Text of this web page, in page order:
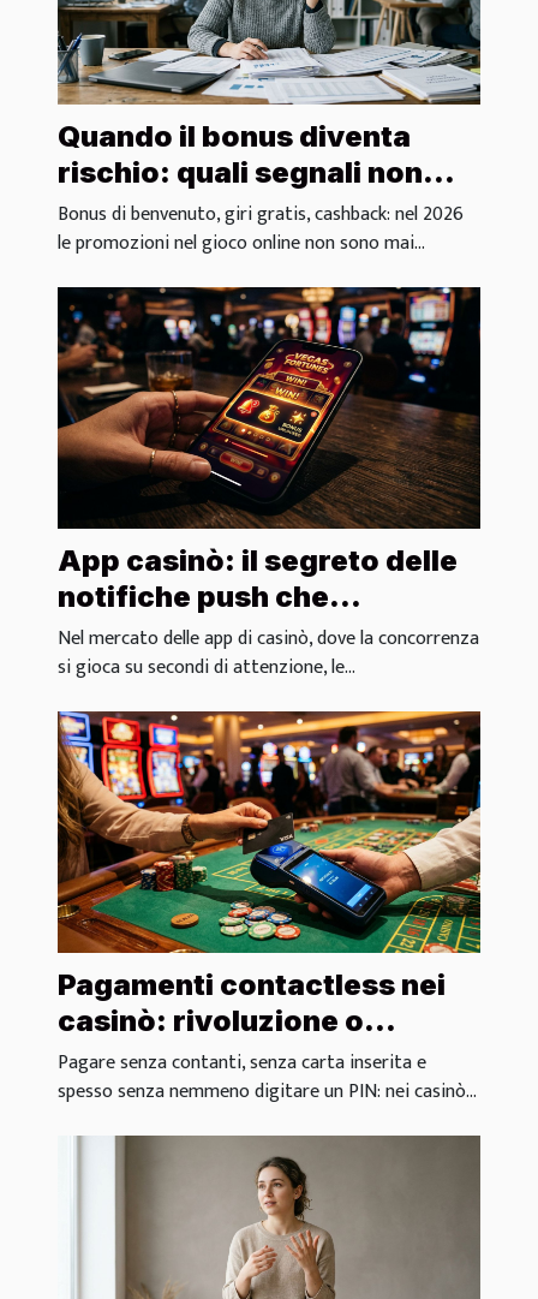
Quando il bonus diventa
rischio: quali segnali non
ignorare
Bonus di benvenuto, giri gratis, cashback: nel 2026
le promozioni nel gioco online non sono mai...
App casinò: il segreto delle
notifiche push che
aumentano l’engagement
Nel mercato delle app di casinò, dove la concorrenza
si gioca su secondi di attenzione, le...
Pagamenti contactless nei
casinò: rivoluzione o
semplice comodità?
Pagare senza contanti, senza carta inserita e
spesso senza nemmeno digitare un PIN: nei casinò...